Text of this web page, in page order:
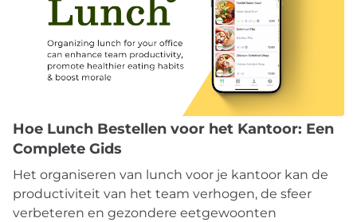
Hoe Lunch Bestellen voor het Kantoor: Een
Complete Gids
Het organiseren van lunch voor je kantoor kan de
productiviteit van het team verhogen, de sfeer
verbeteren en gezondere eetgewoonten